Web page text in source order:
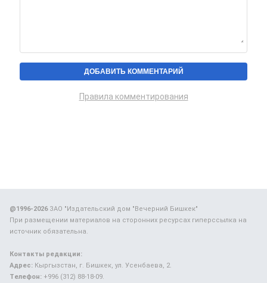
Правила комментирования
@1996-2026ЗАО "Издательский дом "Вечерний Бишкек"
При размещении материалов на сторонних ресурсах гиперссылка на
источник обязательна.
Контакты редакции:
Адрес: Кыргызстан, г. Бишкек, ул. Усенбаева, 2.
Телефон: +996 (312) 88-18-09.